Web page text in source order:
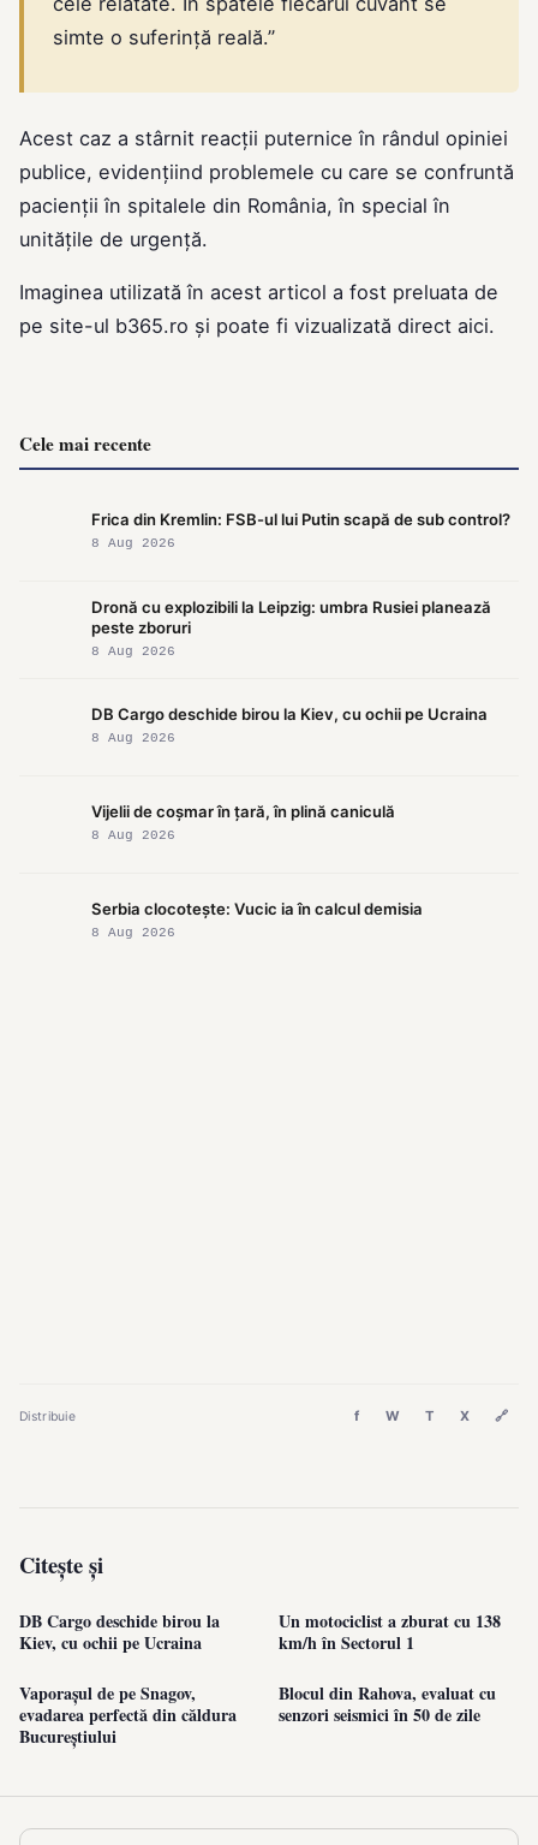
simte o suferință reală.”
Acest caz a stârnit reacții puternice în rândul opiniei
publice, evidențiind problemele cu care se confruntă
pacienții în spitalele din România, în special în
unitățile de urgență.
Imaginea utilizată în acest articol a fost preluata de
pe site-ul b365.ro și poate fi vizualizată direct aici.
Cele mai recente
Frica din Kremlin: FSB-ul lui Putin scapă de sub control?
8 Aug 2026
Dronă cu explozibili la Leipzig: umbra Rusiei planează
peste zboruri
8 Aug 2026
DB Cargo deschide birou la Kiev, cu ochii pe Ucraina
8 Aug 2026
Vijelii de coșmar în țară, în plină caniculă
8 Aug 2026
Serbia clocotește: Vucic ia în calcul demisia
8 Aug 2026
Distribuie f W T X 🔗
Citește și
DB Cargo deschide birou la
Kiev, cu ochii pe Ucraina
Un motociclist a zburat cu 138
km/h în Sectorul 1
Vaporașul de pe Snagov,
evadarea perfectă din căldura
Bucureștiului
Blocul din Rahova, evaluat cu
senzori seismici în 50 de zile